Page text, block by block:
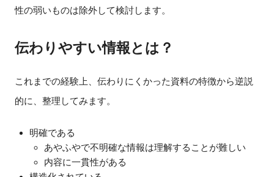
性の弱いものは除外して検討します。
伝わりやすい情報とは？
これまでの経験上、伝わりにくかった資料の特徴から逆説
的に、整理してみます。
明確である
あやふやで不明確な情報は理解することが難しい
内容に一貫性がある